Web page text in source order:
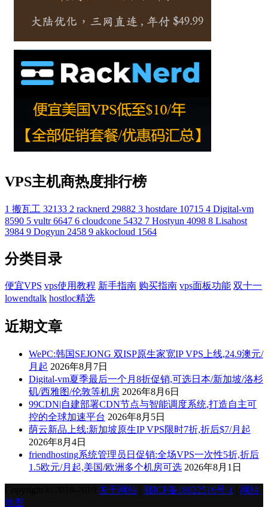
VPS主机商热度排行榜
1 搬瓦工 32133 2 racknerd 29882 3 hostdare 10715 4 Digital-vm
8590 5 vultr 6647 6 cloudcone 5432 7 Hostyun 4098 8 Lisahost
3984 9 Dogyun 2458 9 akkocloud 1564
分类目录
便宜VPS vps使用教程 新手指南 购买指南 vps面板功能 双十一
lowendtalk hostloc精选
近期文章
WePC:韩国SEJONG 双ISP原生家宽IP VPS上线,24.9澳元/
月起 2026年8月7日
Digital-vm夏季最后一个月8折促销,可选日本/新加坡/洛杉
矶/西雅图/伦敦等机房 2026年8月6日
99CDN|自建部署CDN节点与智能调度系统,打造自主可
控的全球加速平台 2026年8月5日
荫云新品上线:新加坡原生IP VPS限时7折,折后$7/月起
2026年8月4日
friendhosting系统管理员日促销:全场VPS一次性5折,折后
1.5欧元/月起,美国/欧洲多个机房可选 2026年8月1日
Copyright © 2018-2019 关于网站 | 鄂ICP备18022516号-1 | 网站
地图